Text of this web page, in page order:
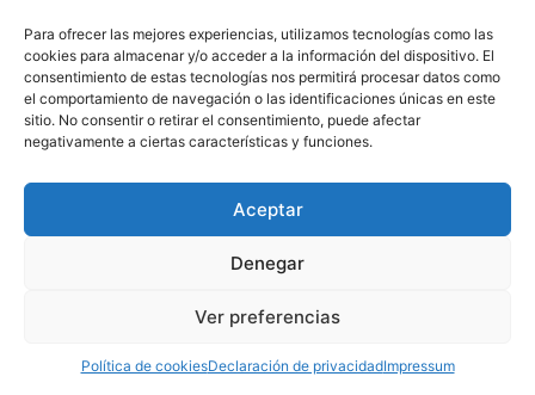
Para ofrecer las mejores experiencias, utilizamos tecnologías como las
cookies para almacenar y/o acceder a la información del dispositivo. El
consentimiento de estas tecnologías nos permitirá procesar datos como
el comportamiento de navegación o las identificaciones únicas en este
sitio. No consentir o retirar el consentimiento, puede afectar
negativamente a ciertas características y funciones.
Aceptar
Denegar
Ver preferencias
Política de cookiesDeclaración de privacidadImpressum
Política de Privacidad
Política de Cookies
Aviso Legal
informacion@integratecnologia.es
910 607 564
derechos reservados